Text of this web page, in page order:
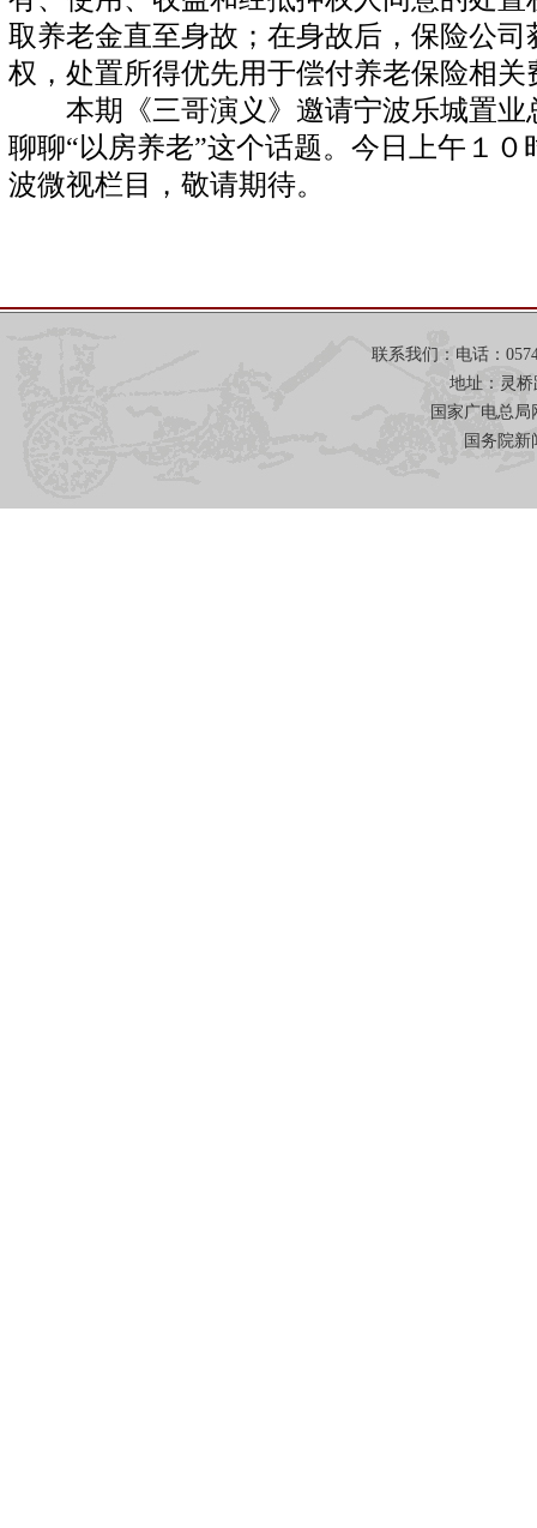
取养老金直至身故；在身故后，保险公司
权，处置所得优先用于偿付养老保险相关
本期《三哥演义》邀请宁波乐城置业
聊聊“以房养老”这个话题。今日上午１
波微视栏目，敬请期待。
联系我们：电话：
地址：灵桥
国家广电总局
国务院新